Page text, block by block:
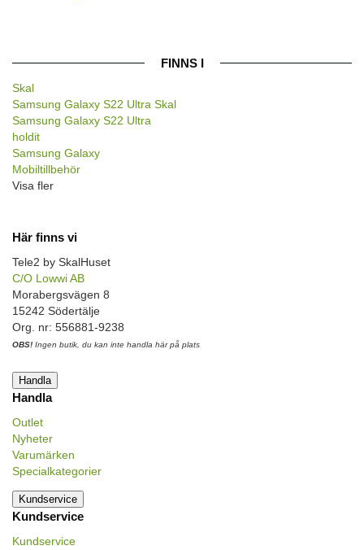
FINNS I
Skal
Samsung Galaxy S22 Ultra Skal
Samsung Galaxy S22 Ultra
holdit
Samsung Galaxy
Mobiltillbehör
Visa fler
Här finns vi
Tele2 by SkalHuset
C/O Lowwi AB
Morabergsvägen 8
15242 Södertälje
Org. nr: 556881-9238
OBS! Ingen butik, du kan inte handla här på plats
Handla
Handla
Outlet
Nyheter
Varumärken
Specialkategorier
Kundservice
Kundservice
Kundservice